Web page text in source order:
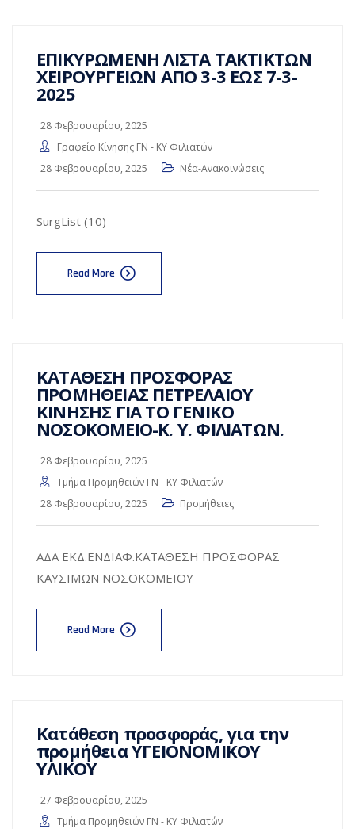
ΕΠΙΚΥΡΩΜΕΝΗ ΛΙΣΤΑ ΤΑΚΤΙΚΤΩΝ
ΧΕΙΡΟΥΡΓΕΙΩΝ ΑΠΟ 3-3 ΕΩΣ 7-3-
2025
28 Φεβρουαρίου, 2025
Γραφείο Κίνησης ΓΝ - ΚΥ Φιλιατών
28 Φεβρουαρίου, 2025
Νέα-Ανακοινώσεις
SurgList (10)
Read More
ΚΑΤΑΘΕΣΗ ΠΡΟΣΦΟΡΑΣ
ΠΡΟΜΗΘΕΙΑΣ ΠΕΤΡΕΛΑΙΟΥ
ΚΙΝΗΣΗΣ ΓΙΑ ΤΟ ΓΕΝΙΚΟ
ΝΟΣΟΚΟΜΕΙΟ-Κ. Υ. ΦΙΛΙΑΤΩΝ.
28 Φεβρουαρίου, 2025
Τμήμα Προμηθειών ΓΝ - ΚΥ Φιλιατών
28 Φεβρουαρίου, 2025
Προμήθειες
ΑΔΑ ΕΚΔ.ΕΝΔΙΑΦ.ΚΑΤΑΘΕΣΗ ΠΡΟΣΦΟΡΑΣ
ΚΑΥΣΙΜΩΝ ΝΟΣΟΚΟΜΕΙΟΥ
Read More
Κατάθεση προσφοράς, για την
προμήθεια ΥΓΕΙΟΝΟΜΙΚΟΥ
ΥΛΙΚΟΥ
27 Φεβρουαρίου, 2025
Τμήμα Προμηθειών ΓΝ - ΚΥ Φιλιατών